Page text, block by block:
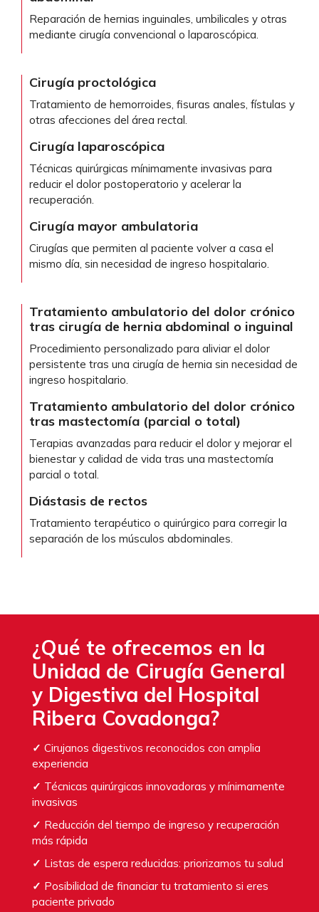
Reparación de hernias inguinales, umbilicales y otras
mediante cirugía convencional o laparoscópica.
Cirugía proctológica
Tratamiento de hemorroides, fisuras anales, fístulas y
otras afecciones del área rectal.
Cirugía laparoscópica
Técnicas quirúrgicas mínimamente invasivas para
reducir el dolor postoperatorio y acelerar la
recuperación.
Cirugía mayor ambulatoria
Cirugías que permiten al paciente volver a casa el
mismo día, sin necesidad de ingreso hospitalario.
Tratamiento ambulatorio del dolor crónico
tras cirugía de hernia abdominal o inguinal
Procedimiento personalizado para aliviar el dolor
persistente tras una cirugía de hernia sin necesidad de
ingreso hospitalario.
Tratamiento ambulatorio del dolor crónico
tras mastectomía (parcial o total)
Terapias avanzadas para reducir el dolor y mejorar el
bienestar y calidad de vida tras una mastectomía
parcial o total.
Diástasis de rectos
Tratamiento terapéutico o quirúrgico para corregir la
separación de los músculos abdominales.
¿Qué te ofrecemos en la
Unidad de Cirugía General
y Digestiva del Hospital
Ribera Covadonga?
✓ Cirujanos digestivos reconocidos con amplia
experiencia
✓ Técnicas quirúrgicas innovadoras y mínimamente
invasivas
✓ Reducción del tiempo de ingreso y recuperación
más rápida
✓ Listas de espera reducidas: priorizamos tu salud
✓ Posibilidad de financiar tu tratamiento si eres
paciente privado